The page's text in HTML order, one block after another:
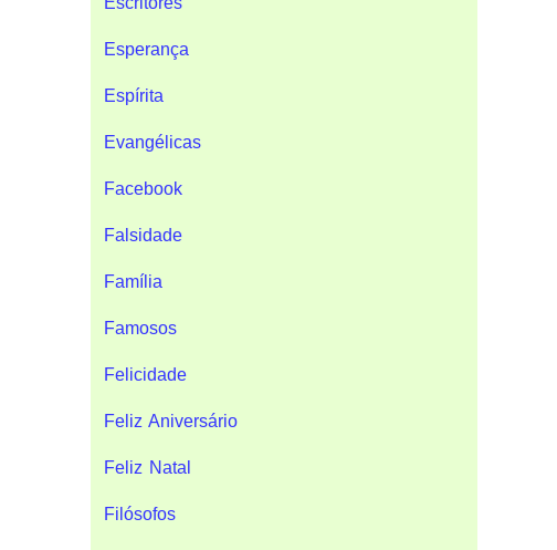
Esperança
Espírita
Evangélicas
Facebook
Falsidade
Família
Famosos
Felicidade
Feliz Aniversário
Feliz Natal
Filósofos